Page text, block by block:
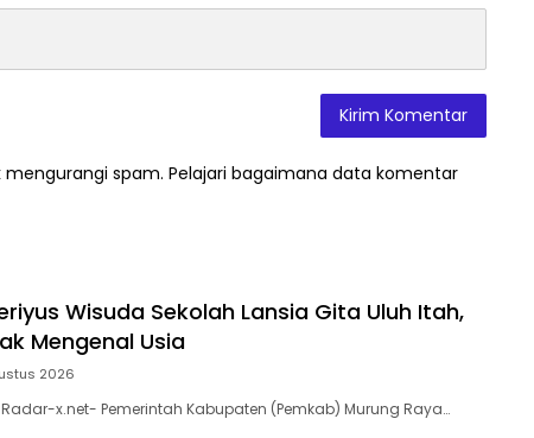
spam. Pelajari bagaimana data komentar
Wisuda Sekolah Lansia Gita Uluh Itah,
Mengenal Usia
2026
Radar-x.net- Pemerintah Kabupaten (Pemkab) Murung Raya…